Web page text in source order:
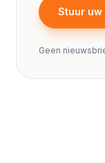
Stuur uw
Geen